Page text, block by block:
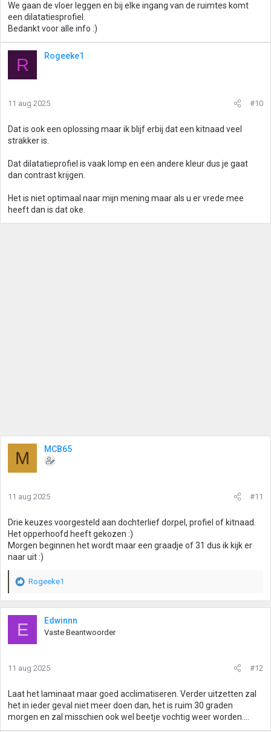
We gaan de vloer leggen en bij elke ingang van de ruimtes komt
een dilatatiesprofiel.
Bedankt voor alle info :)
R Rogeeke1
11 aug 2025 #10
Dat is ook een oplossing maar ik blijf erbij dat een kitnaad veel
strakker is.
Dat dilatatieprofiel is vaak lomp en een andere kleur dus je gaat
dan contrast krijgen.
Het is niet optimaal naar mijn mening maar als u er vrede mee
heeft dan is dat oke.
M MCB65
11 aug 2025 #11
Drie keuzes voorgesteld aan dochterlief dorpel, profiel of kitnaad.
Het opperhoofd heeft gekozen :)
Morgen beginnen het wordt maar een graadje of 31 dus ik kijk er
naar uit :)
W
a
n
e
n
:
Rogeeke1
E Edwinnn
Vaste Beantwoorder
11 aug 2025 #12
Laat het laminaat maar goed acclimatiseren. Verder uitzetten zal
het in ieder geval niet meer doen dan, het is ruim 30 graden
morgen en zal misschien ook wel beetje vochtig weer worden....